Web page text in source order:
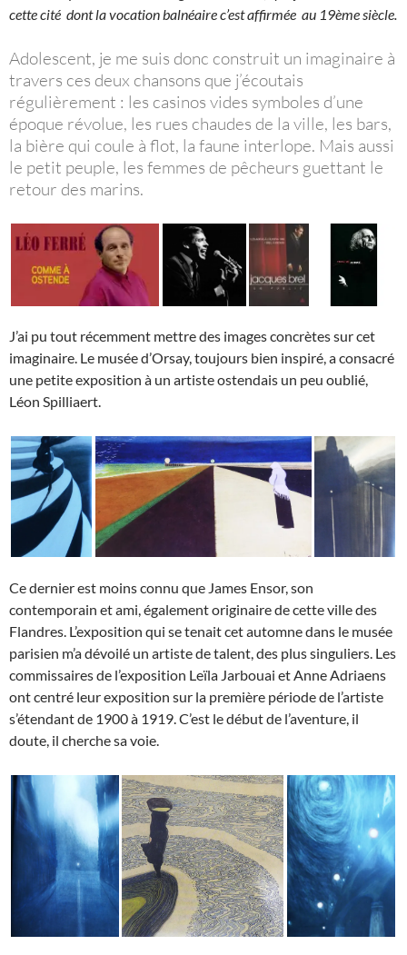
cette cité dont la vocation balnéaire c’est affirmée au 19ème siècle.
Adolescent, je me suis donc construit un imaginaire à
travers ces deux chansons que j’écoutais
régulièrement : les casinos vides symboles d’une
époque révolue, les rues chaudes de la ville, les bars,
la bière qui coule à flot, la faune interlope. Mais aussi
le petit peuple, les femmes de pêcheurs guettant le
retour des marins.
J’ai pu tout récemment mettre des images concrètes sur cet
imaginaire. Le musée d’Orsay, toujours bien inspiré, a consacré
une petite exposition à un artiste ostendais un peu oublié,
Léon Spilliaert.
Ce dernier est moins connu que James Ensor, son
contemporain et ami, également originaire de cette ville des
Flandres. L’exposition qui se tenait cet automne dans le musée
parisien m’a dévoilé un artiste de talent, des plus singuliers. Les
commissaires de l’exposition Leïla Jarbouai et Anne Adriaens
ont centré leur exposition sur la première période de l’artiste
s’étendant de 1900 à 1919. C’est le début de l’aventure, il
doute, il cherche sa voie.